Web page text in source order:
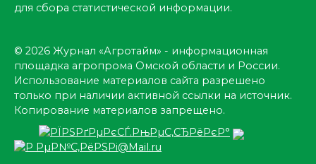
для сбора статистической информации.
© 2026 Журнал «Агротайм» - информационная
площадка агропрома Омской области и России.
Использование материалов сайта разрешено
только при наличии активной ссылки на источник.
Копирование материалов запрещено.